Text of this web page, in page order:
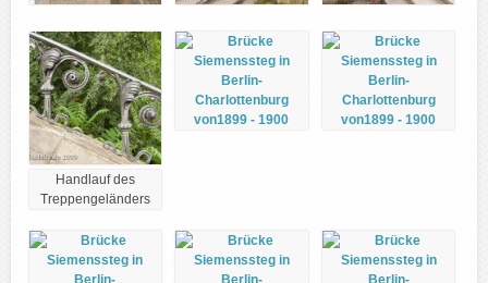
Handlauf des
Treppengeländers